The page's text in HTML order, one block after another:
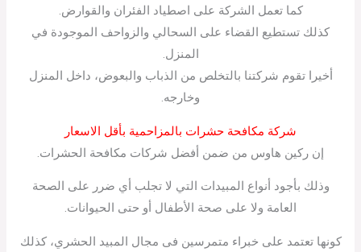
كما تعمل الشركة على اصطياد الفئران والقوارض.
كذلك تستطيع القضاء على السحالي والزواحف الموجودة في
المنزل.
أخيرا تقوم شركتنا بالتخلص من الذباب والبعوض، داخل المنزل
وخارجه.
شركة مكافحة حشرات بالمزاحمية بأقل الاسعار
إن ركين هاوس من ضمن أفضل شركات مكافحة الحشرات.
وذلك بأجود أنواع المبيدات التي لا تجلب أي ضرر على الصحة
العامة ولا على صحة الأطفال أو حتى الحيوانات.
كونها تعتمد على خبراء متمرسين فى مجال المبيد الحشري، كذلك